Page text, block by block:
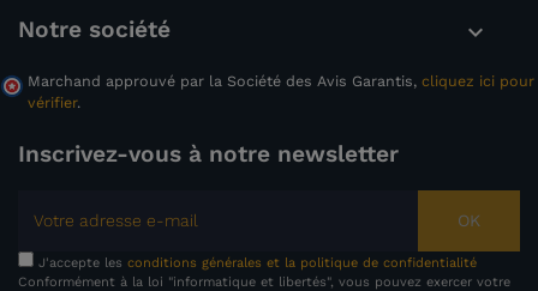
Notre société 
Marchand approuvé par la Société des Avis Garantis, cliquez ici pour
vérifier.
Inscrivez-vous à notre newsletter
OK
J'accepte les conditions générales et la politique de confidentialité
Conformément à la loi "informatique et libertés", vous pouvez exercer votre